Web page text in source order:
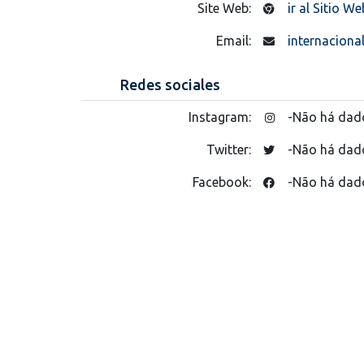
Site Web: ir al Sitio
Email:
Redes sociales
Instagram: -Não há
Twitter: -Não há
Facebook: -Não há